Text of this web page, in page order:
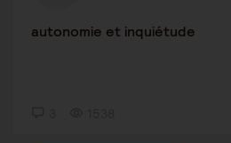
autonomie et inquiétude